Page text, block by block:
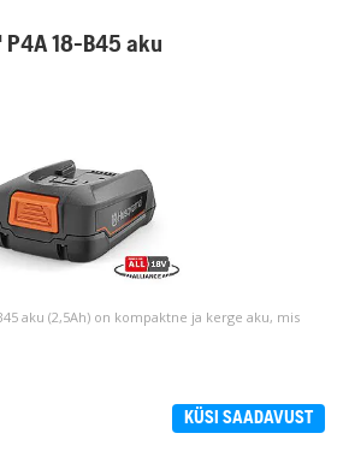
P4A 18-B45 aku
aku (2,5Ah) on kompaktne ja kerge aku, mis
KÜSI SAADAVUST